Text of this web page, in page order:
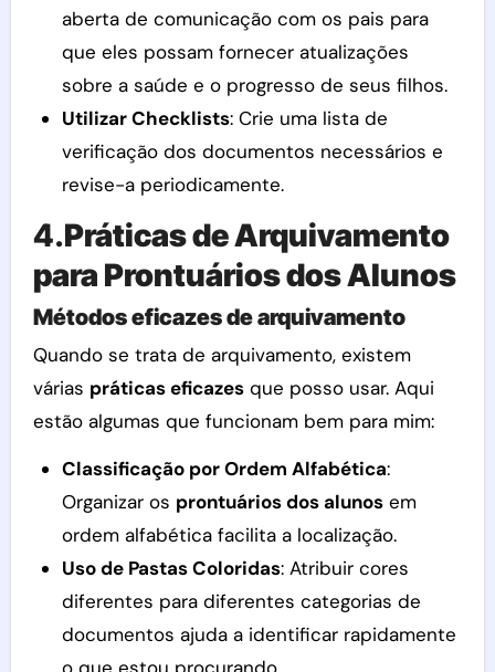
aberta de comunicação com os pais para
que eles possam fornecer atualizações
sobre a saúde e o progresso de seus filhos.
Utilizar Checklists: Crie uma lista de
verificação dos documentos necessários e
revise-a periodicamente.
4.Práticas de Arquivamento
para Prontuários dos Alunos
Métodos eficazes de arquivamento
Quando se trata de arquivamento, existem
várias práticas eficazesque posso usar. Aqui
estão algumas que funcionam bem para mim:
Classificação por Ordem Alfabética:
Organizar os prontuários dos alunosem
ordem alfabética facilita a localização.
Uso de Pastas Coloridas: Atribuir cores
diferentes para diferentes categorias de
documentos ajuda a identificar rapidamente